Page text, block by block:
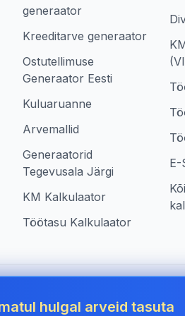
generaator
Kreeditarve generaator
Ostutellimuse
Generaator Eesti
Kuluaruanne
Arvemallid
Generaatorid
Tegevusala Järgi
KM Kalkulaator
Töötasu Kalkulaator
E-
hulgal arveid tasuta